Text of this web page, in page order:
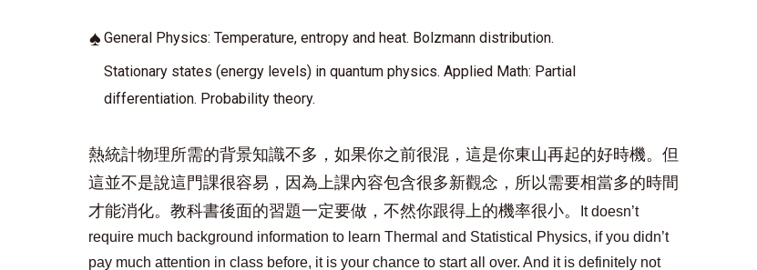
♠ General Physics: Temperature, entropy and heat. Bolzmann distribution.
Stationary states (energy levels) in quantum physics. Applied Math: Partial
differentiation. Probability theory.
熱統計物理所需的背景知識不多，如果你之前很混，這是你東山再起的好時機。但
這並不是說這門課很容易，因為上課內容包含很多新觀念，所以需要相當多的時間
才能消化。教科書後面的習題一定要做，不然你跟得上的機率很小。
It doesn’t
require much background information to learn Thermal and Statistical Physics, if you didn’t
pay much attention in class before, it is your chance to start all over. And it is definitely not